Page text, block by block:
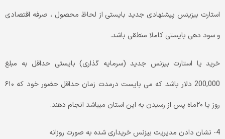
استارت بیزینس پیشنهادی جدید بایستی از لحاظ محصول ، صرفه اقتصادی
و سود دهی بایستی کاملا منطقی باشد.
خرید یا استارت بیزنس جدید (سرمایه گذاری) بایستی حداقل به مبلغ
200,000 دلار باشد که می بایست در‌مدت زمان حداقل حضور خود که ۶۱۰
روز یا ۲۰‌ماه پس از رسیدن به این استان میباشد انجام دهند.
4- نشان دادن مدیریت بیزنس خریداری شده به صورت روزانه